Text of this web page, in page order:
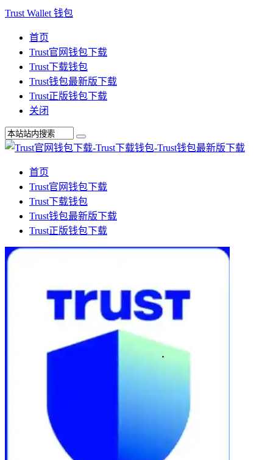
Trust Wallet 钱包
首页
Trust官网钱包下载
Trust下载钱包
Trust钱包最新版下载
Trust正版钱包下载
关闭
首页
Trust官网钱包下载
Trust下载钱包
Trust钱包最新版下载
Trust正版钱包下载